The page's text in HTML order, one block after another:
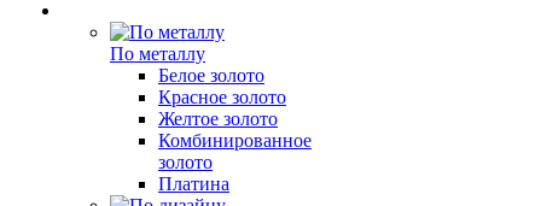
По металлу
Белое золото
Красное золото
Желтое золото
Комбинированное
золото
Платина